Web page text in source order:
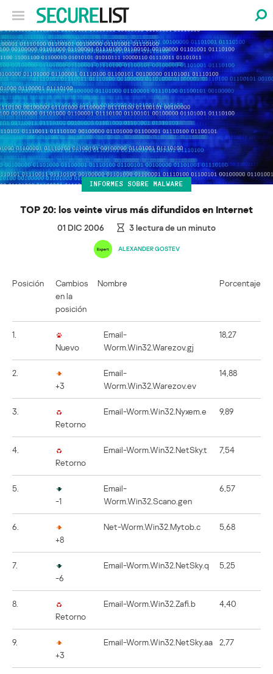
INFORMES SOBRE MALWARE
TOP 20: los veinte virus más difundidos en Internet
01 DIC 2006 3lectura de un minuto
ALEXANDER GOSTEV
Posición
Cambios
en la
posición
Nombre Porcentaje
1.
Nuevo
Email-
Worm.Win32.Warezov.gj
18,27
2.
+3
Email-
Worm.Win32.Warezov.ev
14,88
3.
Retorno
Email-Worm.Win32.Nyxem.e 9,89
4.
Retorno
Email-Worm.Win32.NetSky.t 7,54
5.
-1
Email-
Worm.Win32.Scano.gen
6,57
6.
+8
Net-Worm.Win32.Mytob.c 5,68
7.
-6
Email-Worm.Win32.NetSky.q 5,25
8.
Retorno
Email-Worm.Win32.Zafi.b 4,40
9.
+3
Email-Worm.Win32.NetSky.aa 2,77